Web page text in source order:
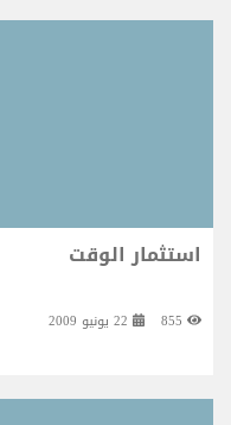
استثمار الوقت